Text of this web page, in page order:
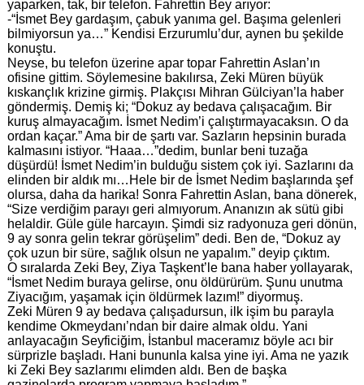
yaparken, tak, bir telefon. Fahrettin Bey arıyor:
-“İsmet Bey gardaşım, çabuk yanıma gel. Başıma gelenleri
bilmiyorsun ya…” Kendisi Erzurumlu’dur, aynen bu şekilde
konuştu.
Neyse, bu telefon üzerine apar topar Fahrettin Aslan’ın
ofisine gittim. Söylemesine bakılırsa, Zeki Müren büyük
kıskançlık krizine girmiş. Plakçısı Mihran Gülciyan’la haber
göndermiş. Demiş ki; “Dokuz ay bedava çalışacağım. Bir
kuruş almayacağım. İsmet Nedim’i çalıştırmayacaksın. O da
ordan kaçar.” Ama bir de şartı var. Sazların hepsinin burada
kalmasını istiyor. “Haaa…”dedim, bunlar beni tuzağa
düşürdü! İsmet Nedim’in bulduğu sistem çok iyi. Sazlarını da
elinden bir aldık mı…Hele bir de İsmet Nedim başlarında şef
olursa, daha da harika! Sonra Fahrettin Aslan, bana dönerek,
“Size verdiğim parayı geri almıyorum. Ananızın ak sütü gibi
helaldir. Güle güle harcayın. Şimdi siz radyonuza geri dönün,
9 ay sonra gelin tekrar görüşelim” dedi. Ben de, “Dokuz ay
çok uzun bir süre, sağlık olsun ne yapalım.” deyip çıktım.
O sıralarda Zeki Bey, Ziya Taşkent’le bana haber yollayarak,
“İsmet Nedim buraya gelirse, onu öldürürüm. Şunu unutma
Ziyacığım, yaşamak için öldürmek lazım!” diyormuş.
Zeki Müren 9 ay bedava çalışadursun, ilk işim bu parayla
kendime Okmeydanı’ndan bir daire almak oldu. Yani
anlayacağın Seyficiğim, İstanbul maceramız böyle acı bir
sürprizle başladı. Hani bununla kalsa yine iyi. Ama ne yazık
ki Zeki Bey sazlarımı elimden aldı. Ben de başka